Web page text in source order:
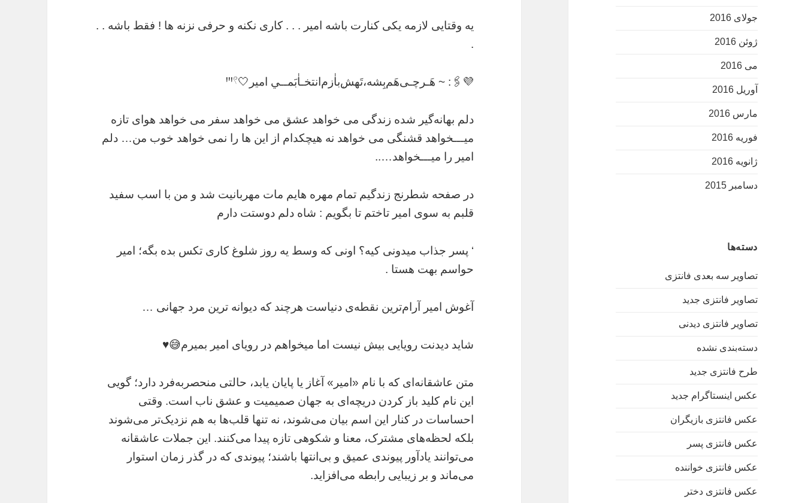
جولای 2016
ژوئن 2016
می 2016
آوریل 2016
مارس 2016
فوریه 2016
ژانویه 2016
دسامبر 2015
دسته‌ها
تصاویر سه بعدی فانتزی
تصاویر فانتزی جدید
تصاویر فانتزی دیدنی
دسته‌بندی نشده
طرح فانتزی جدید
عکس اینستاگرام جدید
عکس فانتزی بازیگران
عکس فانتزی پسر
عکس فانتزی خواننده
عکس فانتزی دختر
یه وقتایی لازمه یکی کنارت باشه امیر . . . کاری نکنه‌ و حرفی نزنه ها ! فقط باشه . .
.
💜🖇️: ~‏ هَـرچـی‌هَم‌بِشه،تَهش‌ٖباٰزم‌انتخـاٰبَمــي امیر🤍ꞋꞌꞋ𓍢
دلم بهانه‌گیر شده زندگی می خواهد عشق می خواهد سفر می خواهد هوای تازه
میـــخواهد قشنگی می خواهد نه هیچکدام از این ها را نمی خواهد خوب من… دلم
امیر را میـــخواهد…..
در صفحه شطرنج زندگیم تمام مهره هایم مات مهربانیت شد و من با اسب سفید
قلبم به سوی امیر تاختم تا بگویم : شاه دلم دوستت دارم
‘ پسر جذاب میدونی کیه؟ اونى که وسط یه روز شلوغ كارى تكس بده بگه؛ امیر
حواسم بهت هستا .
آغوش امیر آرام‌ترین نقطه‌ی دنیاست هرچند که دیوانه ‌ترین مرد جهانی …
شاید دیدنت رویایی بیش نیست اما میخواهم در رویای امیر بمیرم😅♥️
متن عاشقانه‌ای که با نام «امیر» آغاز یا پایان یابد، حالتی منحصربه‌فرد دارد؛ گویی
این نام کلید باز کردن دریچه‌ای به جهان صمیمیت و عشق ناب است. وقتی
احساسات در کنار این اسم بیان می‌شوند، نه تنها قلب‌ها به هم نزدیک‌تر می‌شوند
بلکه لحظه‌های مشترک، معنا و شکوهی تازه پیدا می‌کنند. این جملات عاشقانه
می‌توانند یادآور پیوندی عمیق و بی‌انتها باشند؛ پیوندی که در گذر زمان استوار
می‌ماند و بر زیبایی رابطه می‌افزاید.